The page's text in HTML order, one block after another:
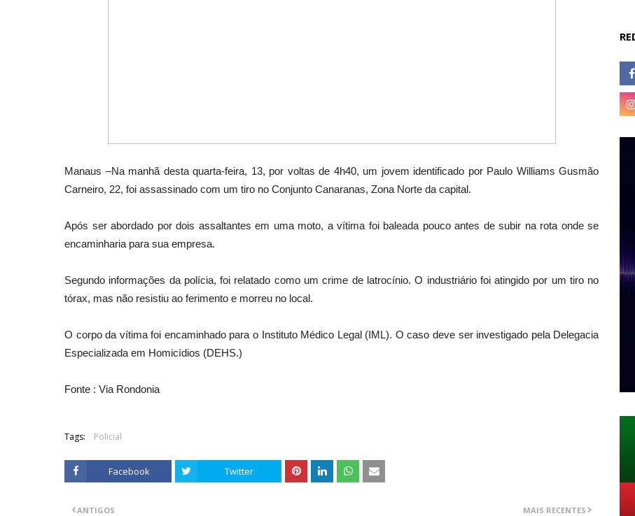
Manaus –Na manhã desta quarta-feira, 13, por voltas de 4h40, um jovem identificado por Paulo Williams Gusmão
Carneiro, 22, foi assassinado com um tiro no Conjunto Canaranas, Zona Norte da capital.
Após ser abordado por dois assaltantes em uma moto, a vítima foi baleada pouco antes de subir na rota onde se
encaminharia para sua empresa.
Segundo informações da polícia, foi relatado como um crime de latrocínio. O industriário foi atingido por um tiro no
tórax, mas não resistiu ao ferimento e morreu no local.
O corpo da vítima foi encaminhado para o Instituto Médico Legal (IML). O caso deve ser investigado pela Delegacia
Especializada em Homicídios (DEHS.)
Fonte : Via Rondonia
Tags: Policial
Facebook Twitter
MAIS RECENTES
ANTIGOS